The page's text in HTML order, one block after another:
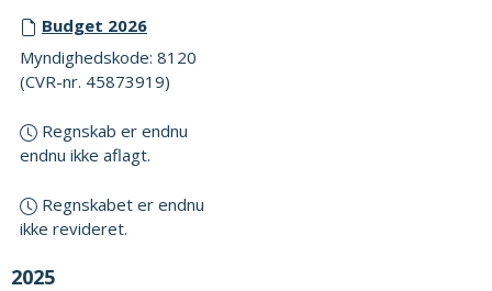
Budget 2026
Myndighedskode: 8120
(CVR-nr. 45873919)
Regnskab er endnu
endnu ikke aflagt.
Regnskabet er endnu
ikke revideret.
2025